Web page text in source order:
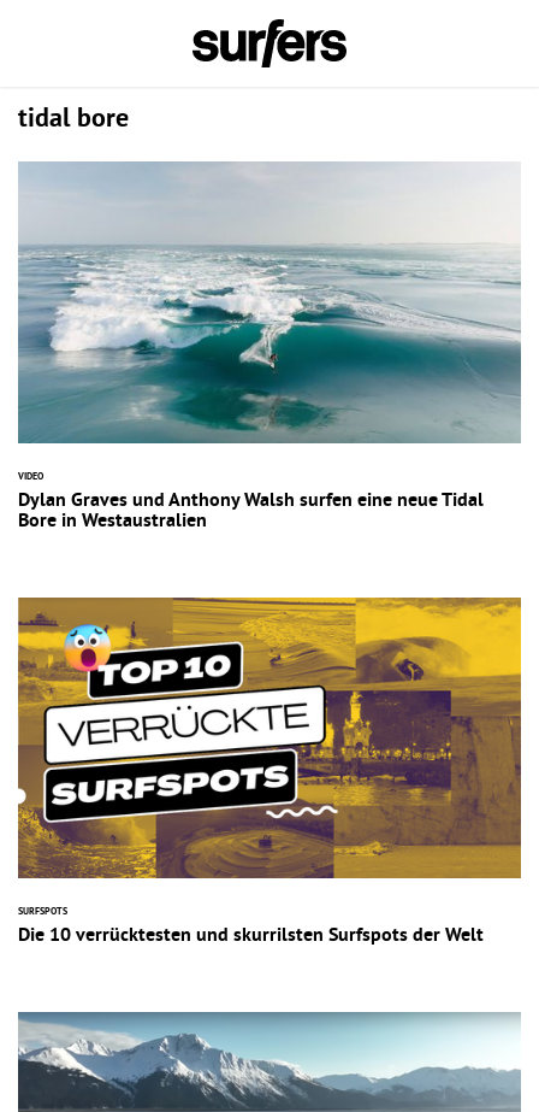
tidal bore
VIDEO
Dylan Graves und Anthony Walsh surfen eine neue Tidal
Bore in Westaustralien
SURFSPOTS
Die 10 verrücktesten und skurrilsten Surfspots der Welt